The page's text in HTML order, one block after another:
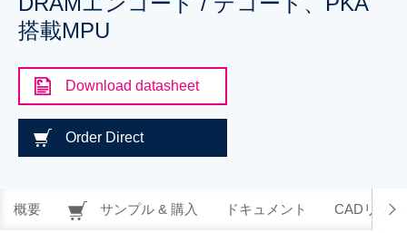
搭載MPU
Download datasheet
Order Direct
概要 サンプル & 購入 ドキュメント CADリソー